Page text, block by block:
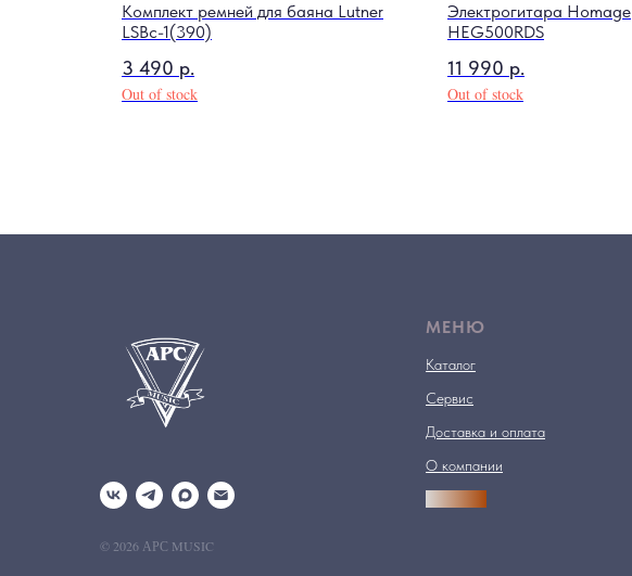
Комплект ремней для баяна Lutner
LSBc-1(390)
3 490 р.
Out of stock
Электрогитара Homage
HEG500RDS
11 990 р.
Out of stock
© 2026 АРС MUSIC
МЕНЮ
Каталог
Сервис
Доставка и оплата
О компании